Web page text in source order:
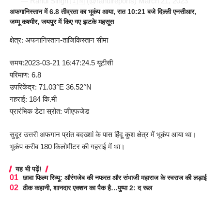
अफगानिस्तान में 6.8 तीव्रता का भूकंप आया, रात 10:21 बजे दिल्ली एनसीआर,
जम्मू कश्मीर, जयपुर में किए गए झटके महसूस
क्षेत्र: अफगानिस्तान-ताजिकिस्तान सीमा
समय:2023-03-21 16:47:24.5 यूटीसी
परिमाण: 6.8
उपरिकेंद्र: 71.03°E 36.52°N
गहराई: 184 कि.मी
प्रारंभिक डेटा स्रोत: जीएफजेड
सुदूर उत्तरी अफगान प्रांत बदख्शां के पास हिंदू कुश क्षेत्र में भूकंप आया था।
भूकंप करीब 180 किलोमीटर की गहराई में था।
यह भी पढ़ें!
छावा फिल्म रिव्यू: औरंगजेब की नफरत और संभाजी महाराज के स्वराज की लड़ाई
ठीक कहानी, शानदार एक्शन का पैक है…पुष्पा 2: द रूल